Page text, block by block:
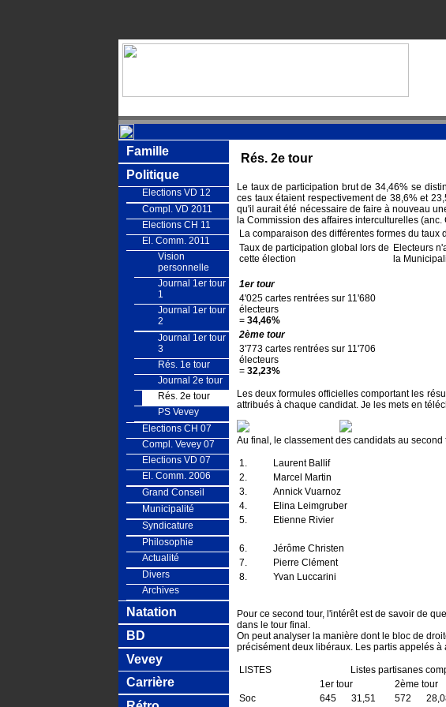
Famille
Politique
Elections VD 12
Compl. VD 2011
Elections CH 11
El. Comm. 2011
Vision
personnelle
Journal 1er tour
1
Journal 1er tour
2
Journal 1er tour
3
Rés. 1e tour
Journal 2e tour
Rés. 2e tour
PS Vevey
Elections CH 07
Compl. Vevey 07
Elections VD 07
El. Comm. 2006
Grand Conseil
Municipalité
Syndicature
Philosophie
Actualité
Divers
Archives
Natation
BD
Vevey
Carrière
Rés. 2e tour
Le taux de participation brut de 34,46% se
ces taux étaient respectivement de 38,6% et
qu'il aurait été nécessaire de faire à nouveau
la Commission des affaires interculturelles
La comparaison des différentes formes du
Taux de participation global lors de
cette élection
Electeurs
la
1er tour
4'025 cartes rentrées sur 11'680
électeurs
= 34,46%
2ème tour
3'773 cartes rentrées sur 11'706
électeurs
= 32,23%
Les deux formules officielles comportant les
attribués à chaque candidat. Je les mets en
Au final, le classement des candidats au second
1. Laurent Ballif
2.
Marcel Martin
3.
Annick Vuarnoz
4.
Elina Leimgruber
5.
Etienne Rivier
6. Jérôme Christen
7.
Pierre Clément
8.
Yvan Luccarini
Pour ce second tour, l'intérêt est de savoir de
dans le tour final.
On peut analyser la manière dont le bloc de
précisément deux libéraux. Les partis appelés
LISTES Listes partisanes
1er tour
2ème tour
Soc
645 31,51 572